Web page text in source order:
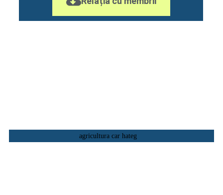
crearea unei comunități unite și prospere în care membrii
să se sprijine reciproc, să se dezvolte economic și să